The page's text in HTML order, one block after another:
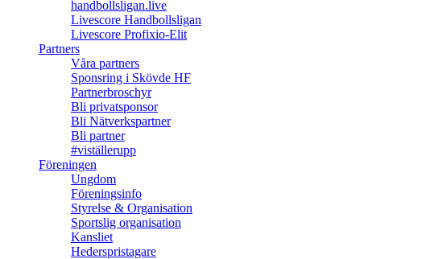
handbollsligan.live
Livescore Handbollsligan
Livescore Profixio-Elit
Partners
Våra partners
Sponsring i Skövde HF
Partnerbroschyr
Bli privatsponsor
Bli Nätverkspartner
Bli partner
#viställerupp
Föreningen
Ungdom
Föreningsinfo
Styrelse & Organisation
Sportslig organisation
Kansliet
Hederspristagare